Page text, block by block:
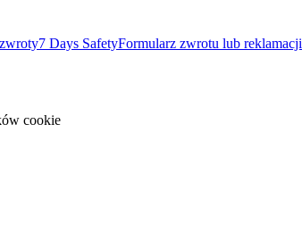
7 Days SafetyFormularz zwrotu lub reklamacji
cookie